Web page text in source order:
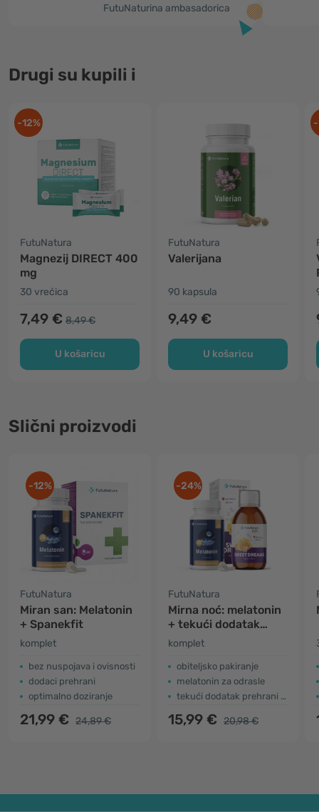
FutuNaturina ambasadorica
Drugi su kupili i
-12%
FutuNatura
Magnezij DIRECT 400
mg
30 vrećica
7,49 € 8,49 €
U košaricu
FutuNatura
Valerijana
90 kapsula
9,49 €
U košaricu
-
Slični proizvodi
-12%
FutuNatura
Miran san: Melatonin
+ Spanekfit
komplet
bez nuspojava i ovisnosti
dodaci prehrani
optimalno doziranje
21,99 € 24,89 €
-24%
FutuNatura
Mirna noć: melatonin
+ tekući dodatak
prehrani za djecu
komplet
obiteljsko pakiranje
melatonin za odrasle
tekući dodatak prehrani za djecu
15,99 € 20,98 €